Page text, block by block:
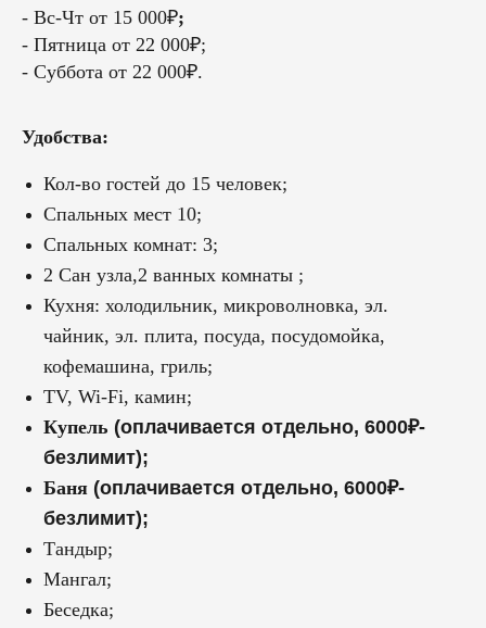
- Вс-Чт от 15 000₽;
- Пятница от 22 000₽;
- Суббота от 22 000₽.
Удобства:
Кол-во гостей до 15 человек;
Спальных мест 10;
Спальных комнат: 3;
2 Сан узла,2 ванных комнаты ;
Кухня: холодильник, микроволновка, эл.
чайник, эл. плита, посуда, посудомойка,
кофемашина, гриль;
TV, Wi-Fi, камин;
Купель (оплачивается отдельно, 6000₽-
безлимит);
Баня (оплачивается отдельно, 6000₽-
безлимит);
Тандыр;
Мангал;
Беседка;